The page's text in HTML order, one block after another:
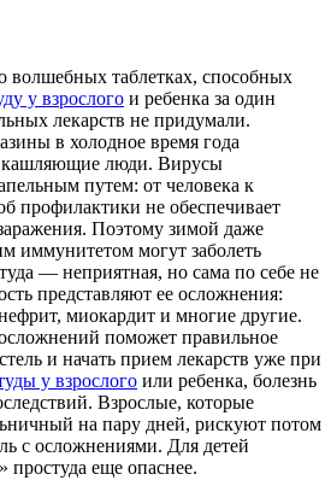
волшебных таблетках, способных
у взрослого и ребенка за один
лекарств не придумали.
в холодное время года
люди. Вирусы
путем: от человека к
профилактики не обеспечивает
Поэтому зимой даже
иммунитетом могут заболеть
— неприятная, но сама по себе не
представляют ее осложнения:
миокардит и многие другие.
поможет правильное
и начать прием лекарств уже при
у взрослого или ребенка, болезнь
Взрослые, которые
на пару дней, рискуют потом
с осложнениями. Для детей
простуда еще опаснее.